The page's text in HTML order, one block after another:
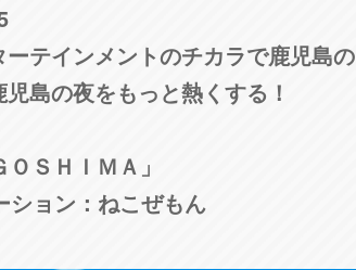
テインメントのチカラで鹿児島の
島の夜をもっと熱くする！
ＳＨＩＭＡ」
ョン：ねこぜもん